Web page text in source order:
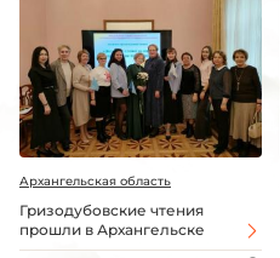
Архангельская область
Гризодубовские чтения
прошли в Архангельске